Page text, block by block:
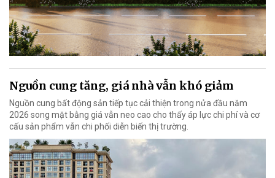
Nguồn cung tăng, giá nhà vẫn khó giảm
Nguồn cung bất động sản tiếp tục cải thiện trong nửa đầu năm
2026 song mặt bằng giá vẫn neo cao cho thấy áp lực chi phí và cơ
cấu sản phẩm vẫn chi phối diễn biến thị trường.